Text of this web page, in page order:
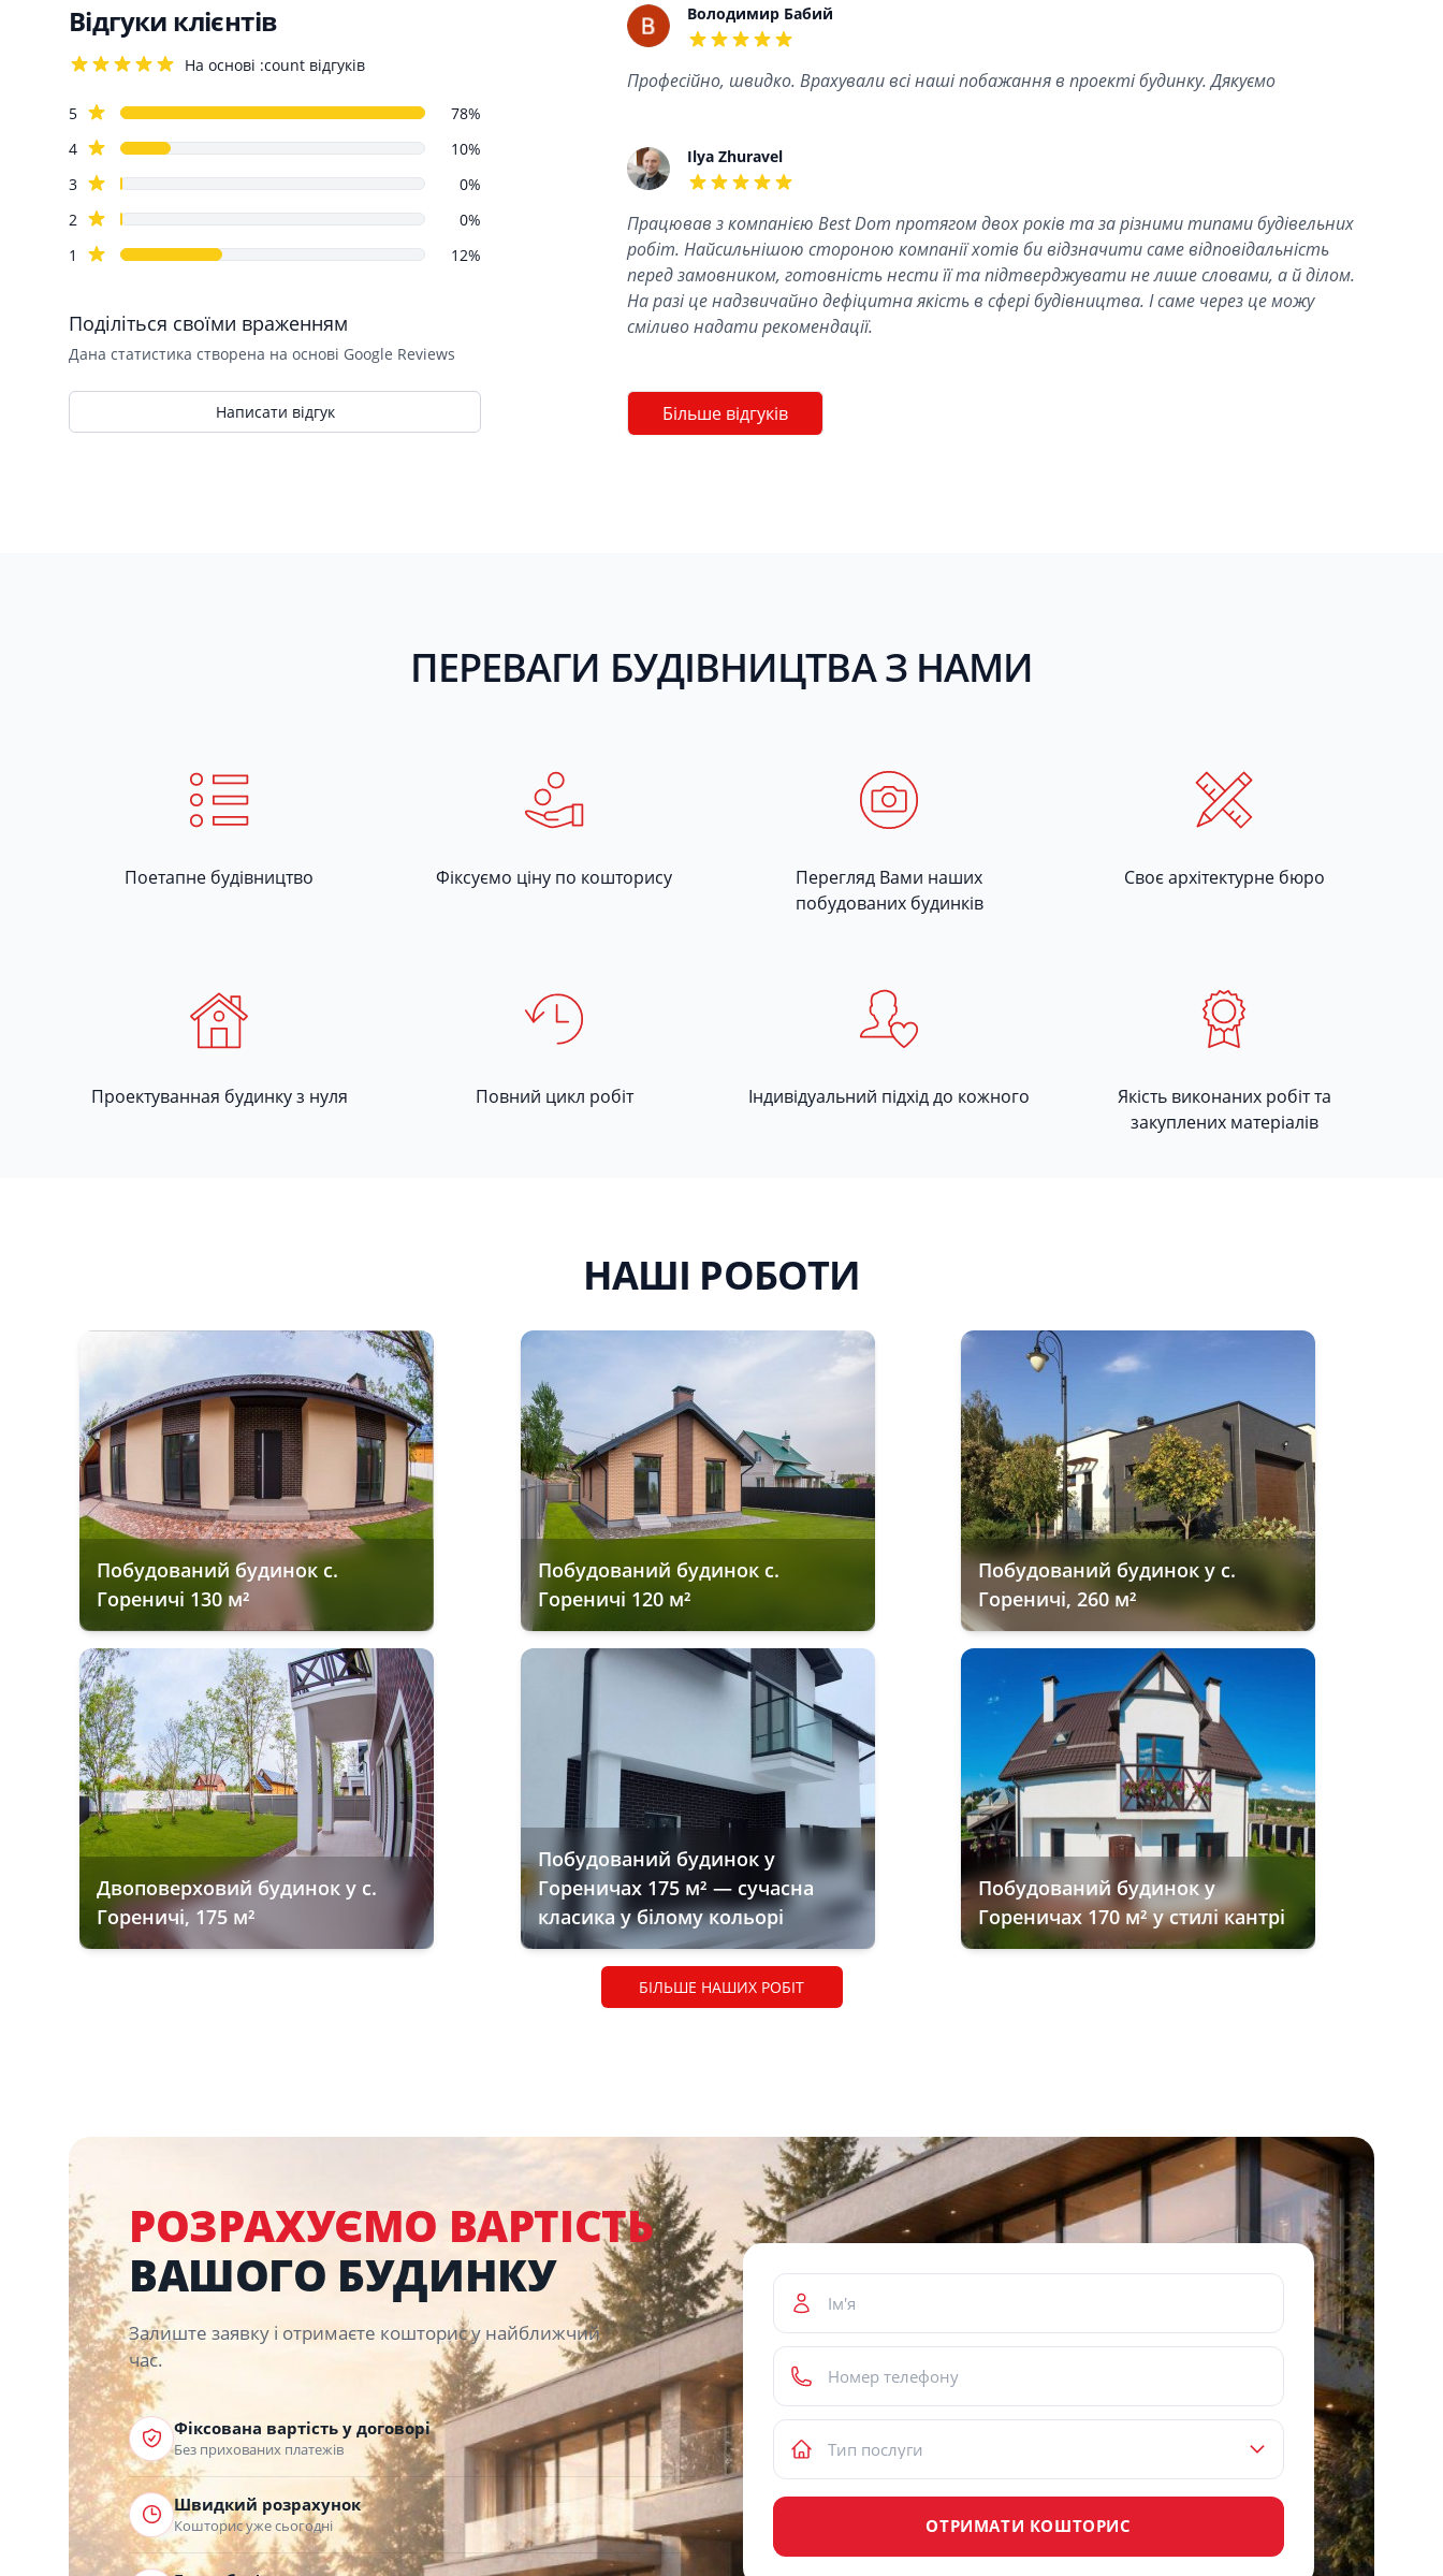
Відгуки клієнтів
На основі :count відгуків
Review data
5star reviews
78%
4star reviews
10%
3star reviews
0%
2 star reviews
0%
1
star reviews 12%
Поділіться своїми враженням
Дана статистика створена на основі Google Reviews
Написати відгук
Recent reviewsВолодимир Бабий
Професійно, швидко. Врахували всі наші побажання в проекті будинку. Дякуємо
Ilya Zhuravel
Працював з компанією Best Dom протягом двох років та за різними типами будівельних
робіт. Найсильнішою стороною компанії хотів би відзначити саме відповідальність
перед замовником, готовність нести її та підтверджувати не лише словами, а й ділом.
На разі це надзвичайно дефіцитна якість в сфері будівництва. І саме через це можу
сміливо надати рекомендації.
Більше відгуків
ПЕРЕВАГИ БУДІВНИЦТВА З НАМИ
Поетапне будівництво Фіксуємо ціну по кошторису
Перегляд Вами наших
побудованих будинків
Своє архітектурне бюро
Проектуванная будинку з нуля Повний цикл робіт Індивідуальний підхід до кожного
Якість виконаних робіт та
закуплених матеріалів
НАШІ РОБОТИ
Побудований будинок с.
Гореничі 130 м²
Побудований будинок с.
Гореничі 120 м²
Побудований будинок у с.
Гореничі, 260 м²
Двоповерховий будинок у с.
Гореничі, 175 м²
Побудований будинок у
Гореничах 175 м² — сучасна
класика у білому кольорі
Побудований будинок у
Гореничах 170 м² у стилі кантрі
БІЛЬШЕ НАШИХ РОБІТ
РОЗРАХУЄМО ВАРТІСТЬ
ВАШОГО БУДИНКУ
Залиште заявку і отримаєте кошторис у найближчий
час.
ОТРИМАТИ КОШТОРИС
Фіксована вартість у договорі
Без прихованих платежів
Швидкий розрахунок
Кошторис уже сьогодні